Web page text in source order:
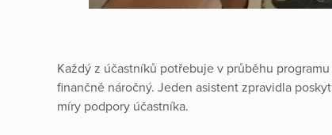
Každý z účastníků potřebuje v průběhu
finančně náročný. Jeden asistent zpravidla
míry podpory účastníka.